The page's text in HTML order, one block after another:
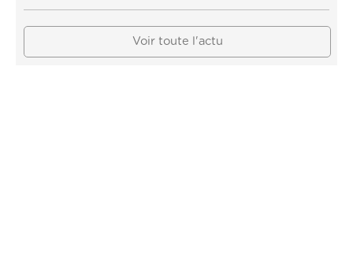
Voir toute l'actu